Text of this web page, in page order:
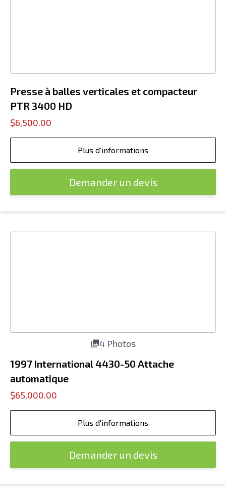
Presse à balles verticales et compacteur
PTR 3400 HD
$6,500.00
Plus d'informations
Demander un devis
4 Photos
1997 International 4430-50 Attache
automatique
$65,000.00
Plus d'informations
Demander un devis